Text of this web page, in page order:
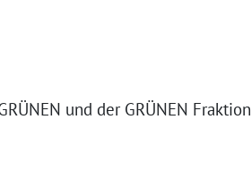
und der GRÜNEN Fraktion